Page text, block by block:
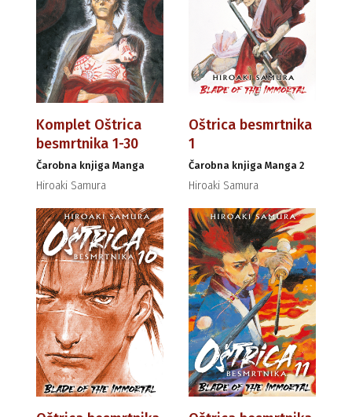
Komplet Oštrica
besmrtnika 1-30
Čarobna knjiga Manga
Hiroaki Samura
Oštrica besmrtnika
1
Čarobna knjiga Manga 2
Hiroaki Samura